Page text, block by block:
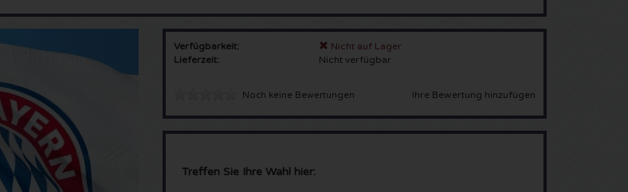
Verfügbarkeit:
Nicht auf Lager
Lieferzeit:
Nicht verfügbar
Noch keine Bewertungen Ihre Bewertung hinzufügen
Treffen Sie Ihre Wahl hier: